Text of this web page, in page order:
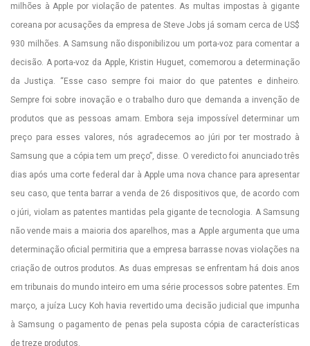
milhões à Apple por violação de patentes. As multas impostas à gigante
coreana por acusações da empresa de Steve Jobs já somam cerca de US$
930 milhões. A Samsung não disponibilizou um porta-voz para comentar a
decisão. A porta-voz da Apple, Kristin Huguet, comemorou a determinação
da Justiça. “Esse caso sempre foi maior do que patentes e dinheiro.
Sempre foi sobre inovação e o trabalho duro que demanda a invenção de
produtos que as pessoas amam. Embora seja impossível determinar um
preço para esses valores, nós agradecemos ao júri por ter mostrado à
Samsung que a cópia tem um preço”, disse. O veredicto foi anunciado três
dias após uma corte federal dar à Apple uma nova chance para apresentar
seu caso, que tenta barrar a venda de 26 dispositivos que, de acordo com
o júri, violam as patentes mantidas pela gigante de tecnologia. A Samsung
não vende mais a maioria dos aparelhos, mas a Apple argumenta que uma
determinação oficial permitiria que a empresa barrasse novas violações na
criação de outros produtos. As duas empresas se enfrentam há dois anos
em tribunais do mundo inteiro em uma série processos sobre patentes. Em
março, a juíza Lucy Koh havia revertido uma decisão judicial que impunha
à Samsung o pagamento de penas pela suposta cópia de características
de treze produtos.